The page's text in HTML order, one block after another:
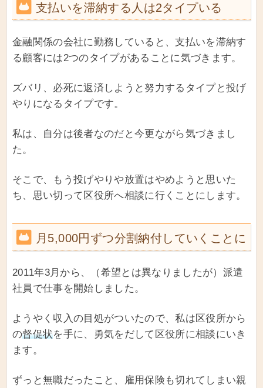
支払いを滞納する人は2タイプいる
金融関係の会社に勤務していると、支払いを滞納す
る顧客には2つのタイプがあることに気づきます。
ズバリ、必死に返済しようと努力するタイプと投げ
やりになるタイプです。
私は、自分は後者なのだと今更ながら気づきまし
た。
そこで、もう投げやりや放置はやめようと思いた
ち、思い切って区役所へ相談に行くことにします。
月5,000円ずつ分割納付していくことに
2011年3月から、（希望とは異なりましたが）派遣
社員で仕事を開始しました。
ようやく収入の目処がついたので、私は区役所から
の督促状を手に、勇気をだして区役所に相談にいき
ます。
ずっと無職だったこと、雇用保険も切れてしまい親